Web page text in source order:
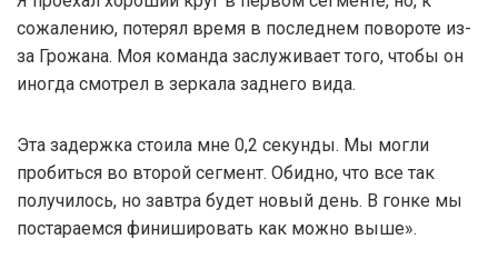
сожалению, потерял время в последнем повороте из-
за Грожана. Моя команда заслуживает того, чтобы он
иногда смотрел в зеркала заднего вида.
Эта задержка стоила мне 0,2 секунды. Мы могли
пробиться во второй сегмент. Обидно, что все так
получилось, но завтра будет новый день. В гонке мы
постараемся финишировать как можно выше».